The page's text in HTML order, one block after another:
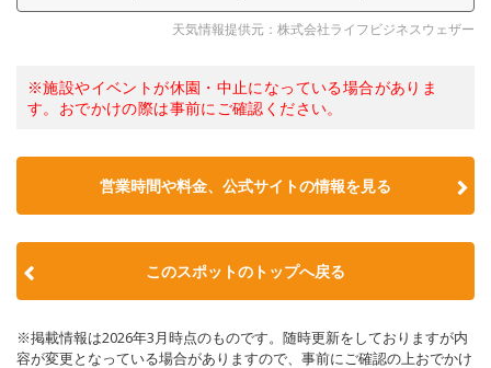
天気情報提供元：株式会社ライフビジネスウェザー
※施設やイベントが休園・中止になっている場合がありま
す。おでかけの際は事前にご確認ください。
営業時間や料金、公式サイトの情報を見る
このスポットのトップへ戻る
※掲載情報は2026年3月時点のものです。随時更新をしておりますが内
容が変更となっている場合がありますので、事前にご確認の上おでかけ